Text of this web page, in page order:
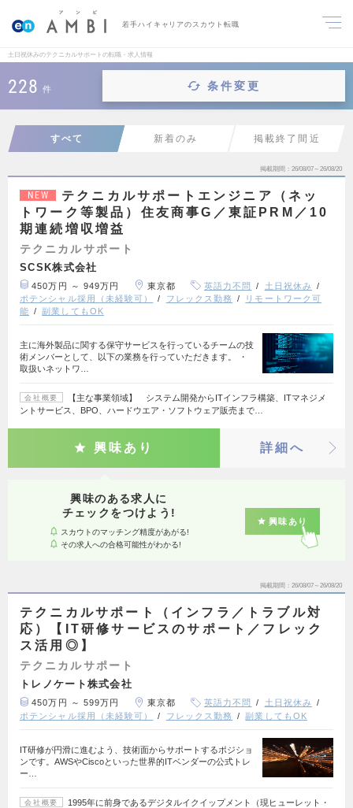
若手ハイキャリアのスカウト転職
土日祝休みのテクニカルサポートの転職・求人情報
228 件 条件変更
すべて 新着のみ 掲載終了間近
掲載期間 26/08/07～26/08/20
NEW
テクニカルサポートエンジニア（ネッ
トワーク等製品）住友商事G／東証PRM／10
期連続増収増益
テクニカルサポート
SCSK株式会社
450万円 ～ 949万円 東京都 英語力不問
土日祝休み
ポテンシャル採用（未経験可）
フレックス勤務
リモートワーク可
能
副業してもOK
主に海外製品に関する保守サービスを行っているチームの技
術メンバーとして、以下の業務を行っていただきます。 ・
取扱いネットワ…
会社概要
【主な事業領域】 システム開発からITインフラ構築、ITマネジメ
ントサービス、BPO、ハードウエア・ソフトウェア販売まで…
興味あり 詳細へ
興味のある求人に
チェックをつけよう!
スカウトのマッチング精度があがる!
その求人への合格可能性がわかる!
興味あり
掲載期間 26/08/07～26/08/20
テクニカルサポート（インフラ／トラブル対
応）【IT研修サービスのサポート／フレック
ス活用◎】
テクニカルサポート
トレノケート株式会社
450万円 ～ 599万円 東京都 英語力不問
土日祝休み
ポテンシャル採用（未経験可）
フレックス勤務 副業してもOK
IT研修が円滑に進むよう、技術面からサポートするポジショ
ンです。AWSやCiscoといった世界的ITベンダーの公式トレ
ー…
会社概要
1995年に前身であるデジタルイクイップメント（現ヒューレット・